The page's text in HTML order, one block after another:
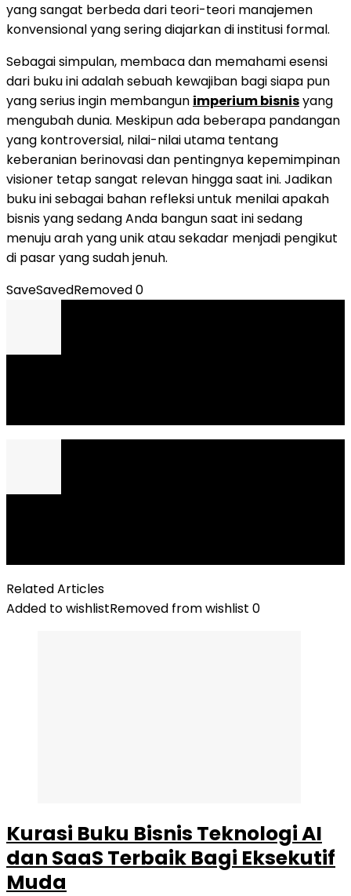
yang sangat berbeda dari teori-teori manajemen
konvensional yang sering diajarkan di institusi formal.
Sebagai simpulan, membaca dan memahami esensi
dari buku ini adalah sebuah kewajiban bagi siapa pun
yang serius ingin membangun imperium bisnisyang
mengubah dunia. Meskipun ada beberapa pandangan
yang kontroversial, nilai-nilai utama tentang
keberanian berinovasi dan pentingnya kepemimpinan
visioner tetap sangat relevan hingga saat ini. Jadikan
buku ini sebagai bahan refleksi untuk menilai apakah
bisnis yang sedang Anda bangun saat ini sedang
menuju arah yang unik atau sekadar menjadi pengikut
di pasar yang sudah jenuh.
SaveSavedRemoved0
Related Articles
Added to wishlistRemoved from wishlist 0
Kurasi Buku Bisnis Teknologi AI
dan SaaS Terbaik Bagi Eksekutif
Muda